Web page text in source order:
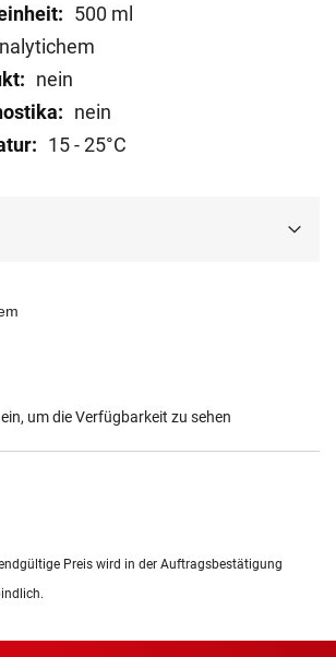
um die Verfügbarkeit zu sehen
500 ml
nein
nein
15 - 25°C
Preis wird in der Auftragsbestätigung